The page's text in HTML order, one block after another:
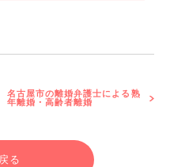
名古屋市の離婚弁護士による熟
年離婚・高齢者離婚
る